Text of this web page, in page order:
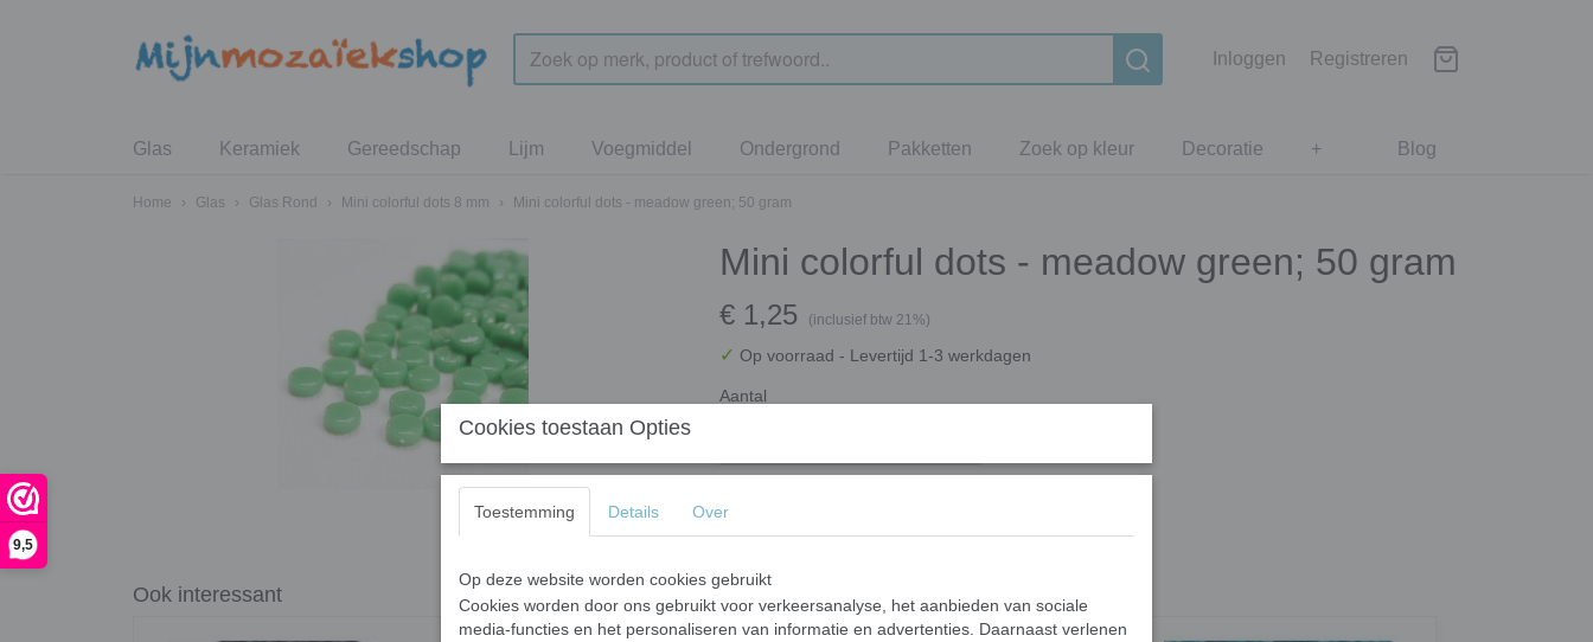
9,5
Inloggen Registreren
Blog
Glas Keramiek Gereedschap Lijm Voegmiddel Ondergrond Pakketten Zoek op kleur Decoratie +
Home › Glas › Glas Rond › Mini colorful dots 8 mm › Mini colorful dots - meadow green; 50 gram
Mini colorful dots - meadow green; 50 gram
€ 1,25 (inclusief btw 21%)
✓ Op voorraad - Levertijd 1-3 werkdagen
Aantal
Ook interessant
Cookies toestaan Opties
Toestemming Details Over
Op deze website worden cookies gebruikt
Cookies worden door ons gebruikt voor verkeersanalyse, het aanbieden van sociale
media-functies en het personaliseren van informatie en advertenties. Daarnaast verlenen